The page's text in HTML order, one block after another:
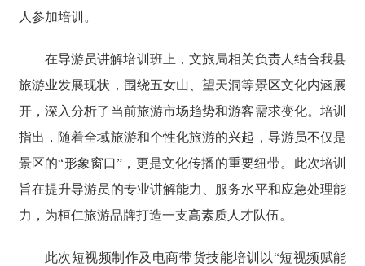
人参加培训。
在导游员讲解培训班上，文旅局相关负责人结合我县
旅游业发展现状，围绕五女山、望天洞等景区文化内涵展
开，深入分析了当前旅游市场趋势和游客需求变化。培训
指出，随着全域旅游和个性化旅游的兴起，导游员不仅是
景区的“形象窗口”，更是文化传播的重要纽带。此次培训
旨在提升导游员的专业讲解能力、服务水平和应急处理能
力，为桓仁旅游品牌打造一支高素质人才队伍。
此次短视频制作及电商带货技能培训以“短视频赋能